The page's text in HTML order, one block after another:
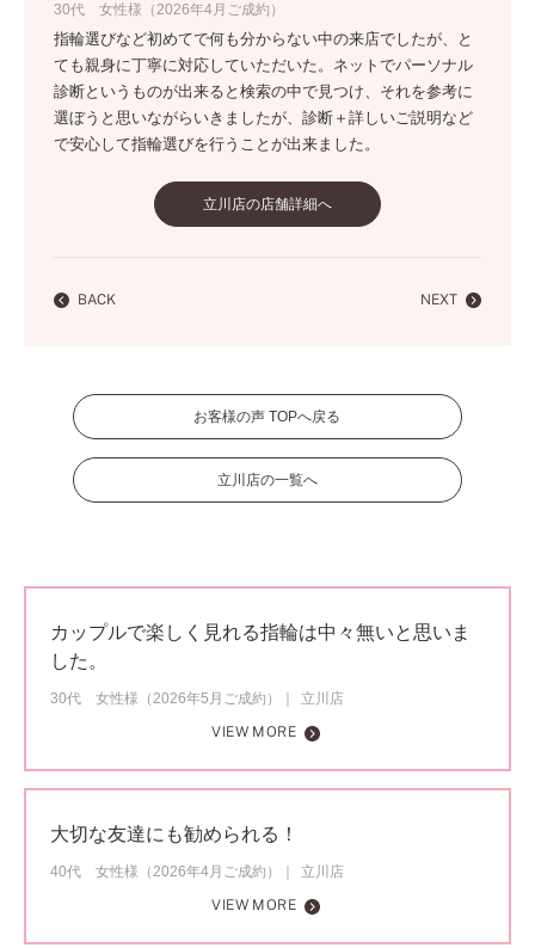
30代 女性様（2026年4月ご成約）
指輪選びなど初めてで何も分からない中の来店でしたが、と
ても親身に丁寧に対応していただいた。ネットでパーソナル
診断というものが出来ると検索の中で見つけ、それを参考に
選ぼうと思いながらいきましたが、診断＋詳しいご説明など
で安心して指輪選びを行うことが出来ました。
立川店の店舗詳細へ
BACK NEXT
お客様の声 TOPへ戻る
立川店の一覧へ
カップルで楽しく見れる指輪は中々無いと思いま
した。
30代 女性様（2026年5月ご成約）
立川店
VIEW MORE
大切な友達にも勧められる！
40代 女性様（2026年4月ご成約）
立川店
VIEW MORE